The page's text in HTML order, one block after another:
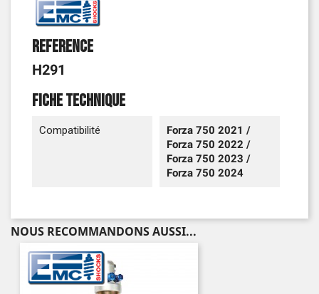
Reference
H291
Fiche technique
Compatibilité
Forza 750 2021 /
Forza 750 2022 /
Forza 750 2023 /
Forza 750 2024
NOUS RECOMMANDONS AUSSI...